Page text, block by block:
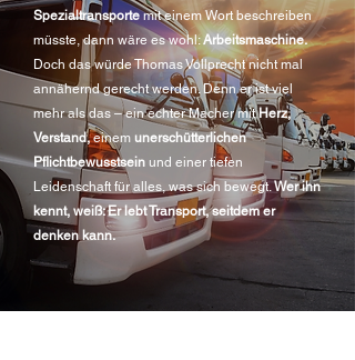
Spezialtransportemit einem Wort beschreiben
müsste, dann wäre es wohl:Arbeitsmaschine.
Doch das würde Thomas Vollprecht nicht mal
annähernd gerecht werden. Denn er ist viel
mehr als das – ein echter Macher mitHerz,
Verstand,einem unerschütterlichen
Pflichtbewusstsein und einer tiefen
Leidenschaft für alles, was sich bewegt.Wer ihn
kennt, weiß: Er lebt Transport, seitdem er
denken kann.